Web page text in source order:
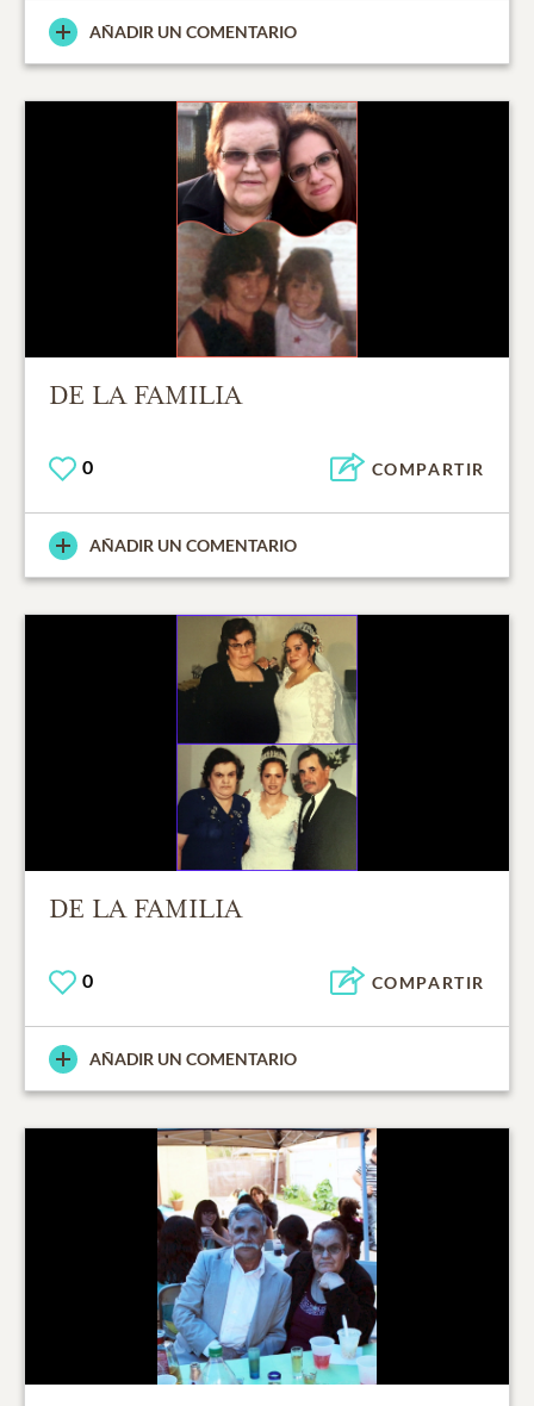
AÑADIR UN COMENTARIO
DE LA FAMILIA
0 COMPARTIR
AÑADIR UN COMENTARIO
DE LA FAMILIA
0 COMPARTIR
AÑADIR UN COMENTARIO